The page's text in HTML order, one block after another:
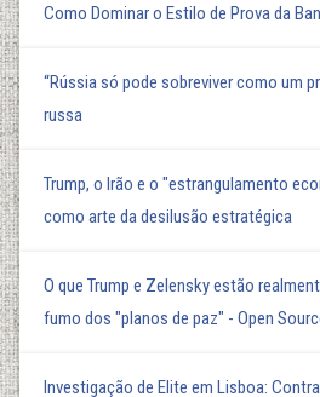
Como Dominar o Estilo de Prova da
“Rússia só pode sobreviver como um
russa
Trump, o Irão e o "estrangulamento
como arte da desilusão estratégica
O que Trump e Zelensky estão
fumo dos "planos de paz" - Open
Investigação de Elite em Lisboa: